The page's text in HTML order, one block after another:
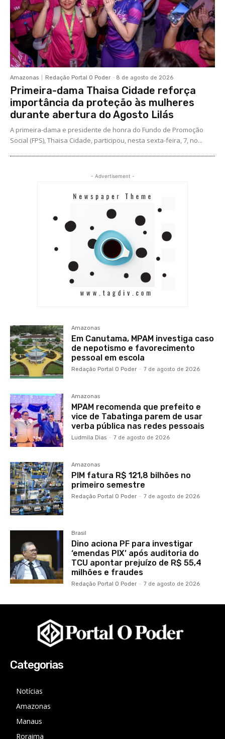
Amazonas Redação Portal O Poder - 8 de agosto de 2026
Primeira-dama Thaisa Cidade reforça
importância da proteção às mulheres
durante abertura do Agosto Lilás
A primeira-dama e presidente de honra do Fundo de Promoção
Social (FPS), Thaisa Cidade, participou, nesta sexta-feira, 7, no...
- Advertisement -
Amazonas
Em Canutama, MPAM investiga caso
de nepotismo e favorecimento
pessoal em escola
Redação Portal O Poder - 7 de agosto de 2026
Amazonas
MPAM recomenda que prefeito e
vice de Tabatinga parem de usar
verba pública nas redes pessoais
Ludmila Dias - 7 de agosto de 2026
Amazonas
PIM fatura R$ 121,8 bilhões no
primeiro semestre
Redação Portal O Poder - 7 de agosto de 2026
Brasil
Dino aciona PF para investigar
‘emendas PIX’ após auditoria do
TCU apontar prejuízo de R$ 55,4
milhões e fraudes
Redação Portal O Poder - 7 de agosto de 2026
Categorias
Notícias
Amazonas
Manaus
Roraima